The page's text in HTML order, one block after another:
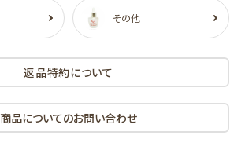
その他
返品特約について
商品についてのお問い合わせ